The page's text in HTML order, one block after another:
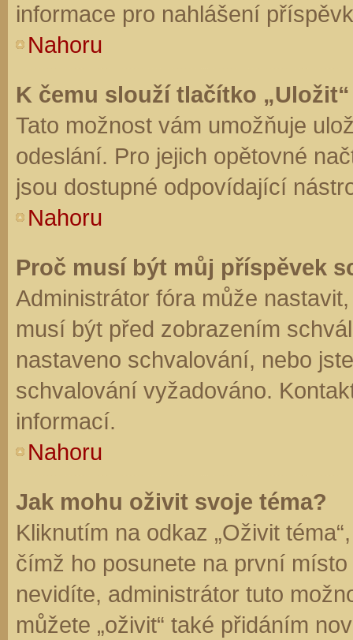
informace pro nahlášení
Nahoru
K čemu slouží tlačítko
Tato možnost vám umožňuje
odeslání. Pro jejich opětovné
jsou dostupné odpovídající
Nahoru
Proč musí být můj příspěvek
Administrátor fóra může
musí být před zobrazením
nastaveno schvalování, nebo
schvalování vyžadováno.
informací.
Nahoru
Jak mohu oživit svoje téma?
Kliknutím na odkaz „Oživit
čímž ho posunete na první
nevidíte, administrátor tuto
můžete „oživit“ také přidáním